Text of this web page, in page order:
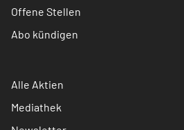
Offene Stellen
Abo kündigen
Alle Aktien
Mediathek